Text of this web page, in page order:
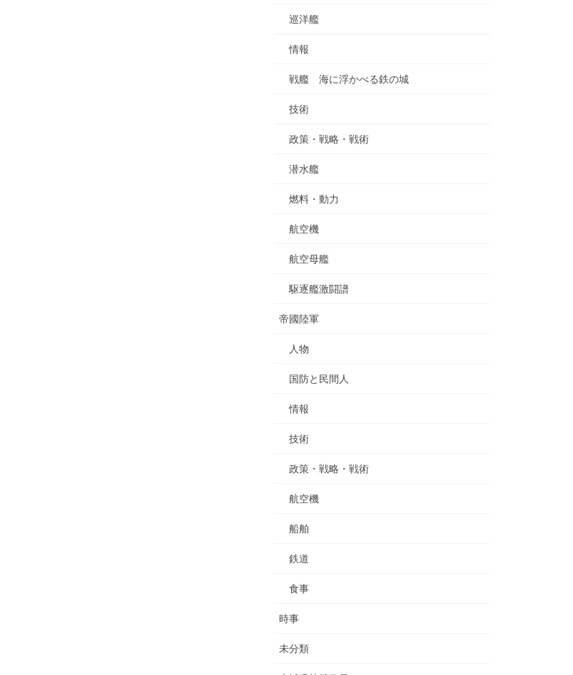
巡洋艦
情報
戦艦 海に浮かべる鉄の城
技術
政策・戦略・戦術
潜水艦
燃料・動力
航空機
航空母艦
駆逐艦激闘譜
帝國陸軍
人物
国防と民間人
情報
技術
政策・戦略・戦術
航空機
船舶
鉄道
食事
時事
未分類